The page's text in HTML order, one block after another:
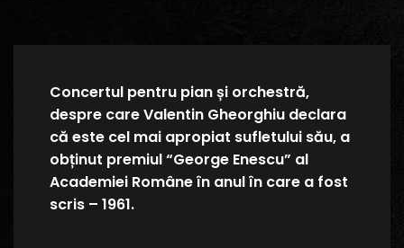
Concertul pentru pian și orchestră,
despre care Valentin Gheorghiu declara
că este cel mai apropiat sufletului său, a
obținut premiul “George Enescu” al
Academiei Române în anul în care a fost
scris – 1961.